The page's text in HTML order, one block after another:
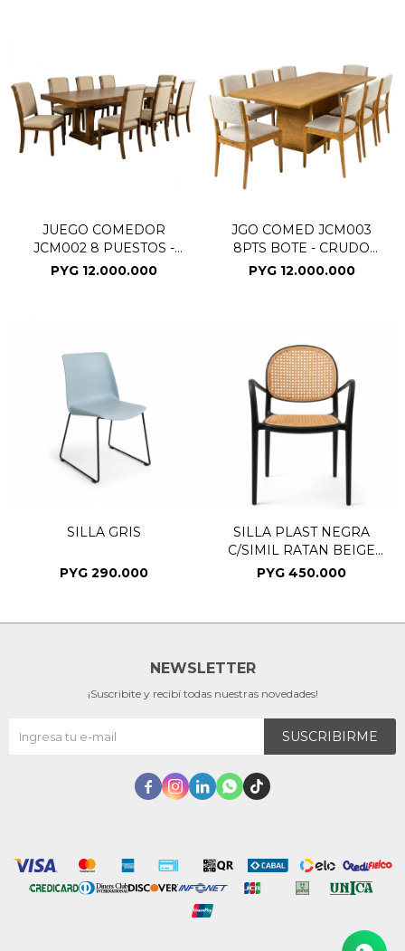
JUEGO COMEDOR
JCM002 8 PUESTOS -
CREMA 305540 (CD)
PYG 12.000.000
JGO COMED JCM003
8PTS BOTE - CRUDO
305530/SE (CD)
PYG 12.000.000
SILLA GRIS
PYG 290.000
SILLA PLAST NEGRA
C/SIMIL RATAN BEIGE
57X42X84CM
PYG 450.000
NEWSLETTER
¡Suscribite y recibí todas nuestras novedades!
SUSCRIBIRME
    